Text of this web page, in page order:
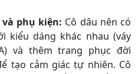
phụ kiện: Cô dâu nên có
kiểu dáng khác nhau (váy
và thêm trang phục đời
tạo cảm giác tự nhiên. Cô